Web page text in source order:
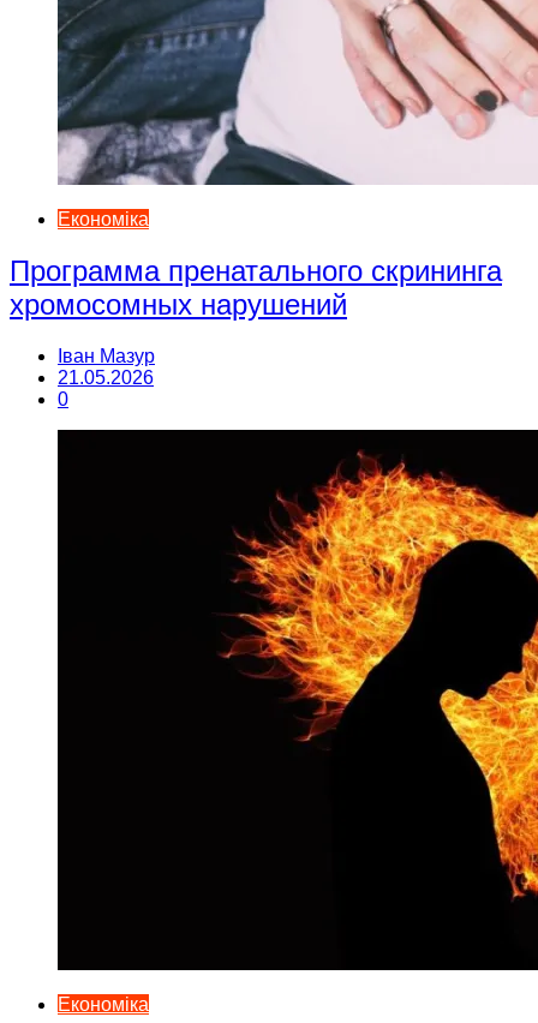
Економіка
Программа пренатального скрининга
хромосомных нарушений
Іван Мазур
21.05.2026
0
Економіка